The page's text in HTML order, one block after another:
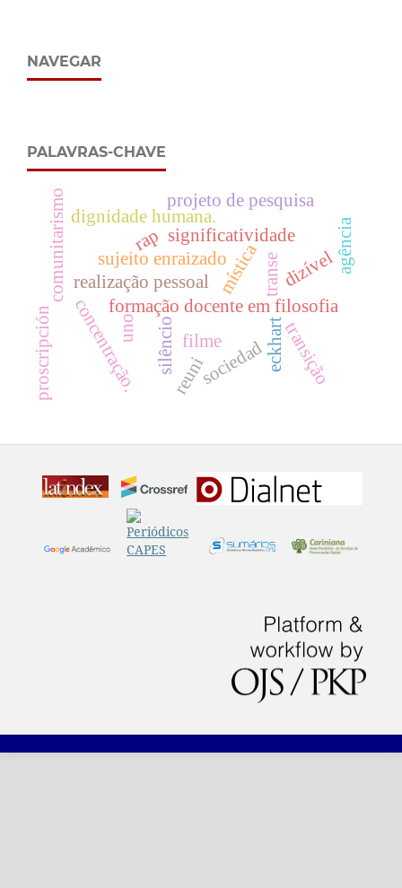
NAVEGAR
PALAVRAS-CHAVE
significatividade
mística
formação docente em filosofia
concentração.
transe
filme
sujeito enraizado agência
comunitarismo dignidade humana.
uno silêncio eckhart
dizível
transição
sociedad
proscripción
realização pessoal
projeto de pesquisa
reuni
rap